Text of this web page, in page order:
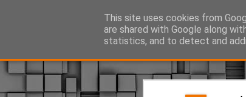
This site uses cookies from
are shared with Google along
statistics, and to detect and
ΔΗΜΟΤΙΚΗ ΑΣΤΥΝΟΜΙΑ, τα